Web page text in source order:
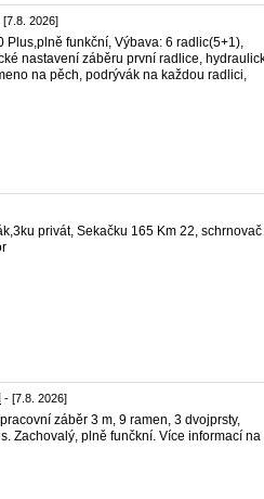
[7.8. 2026]
Plus,plně funkční, Výbava: 6 radlic(5+1),
nastavení záběru první radlice,
na pěch, podrývák na každou radlici,
privát, Sekačku 165 Km 22, schrnovač
- [7.8. 2026]
záběr 3 m, 9 ramen, 3 dvojprsty,
Zachovalý, plně funčkní. Více informací na